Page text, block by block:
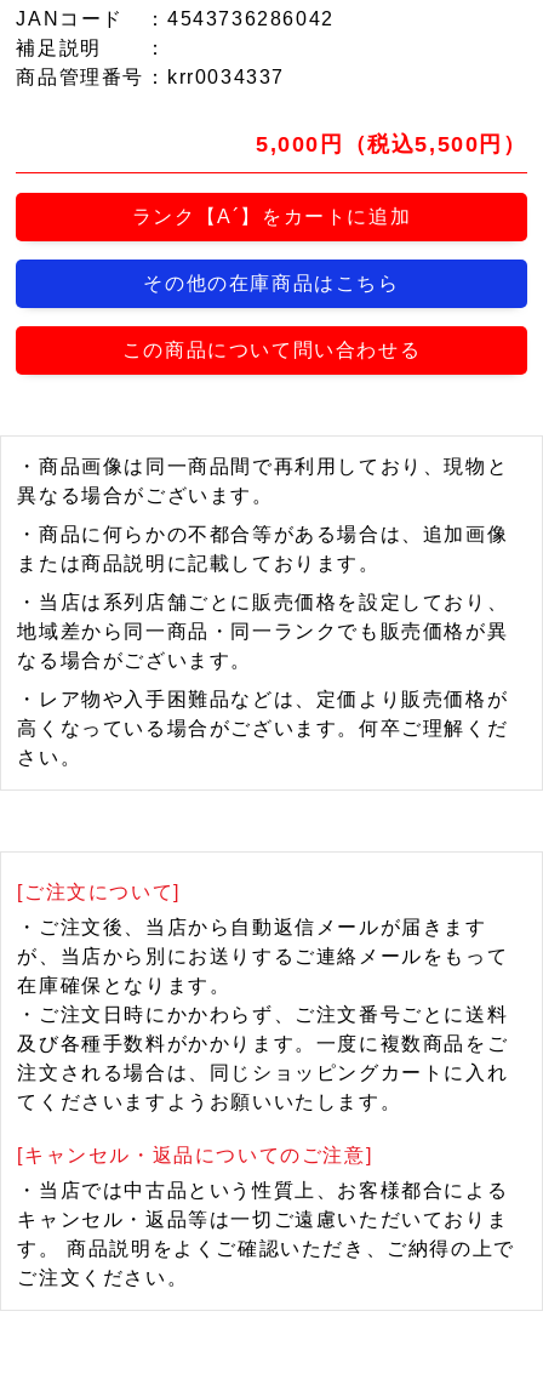
JANコード
：4543736286042
補足説明
：
商品管理番号 ：krr0034337
5,000円（税込5,500円）
ランク【A´】をカートに追加
その他の在庫商品はこちら
この商品について問い合わせる
・商品画像は同一商品間で再利用しており、現物と
異なる場合がございます。
・商品に何らかの不都合等がある場合は、追加画像
または商品説明に記載しております。
・当店は系列店舗ごとに販売価格を設定しており、
地域差から同一商品・同一ランクでも販売価格が異
なる場合がございます。
・レア物や入手困難品などは、定価より販売価格が
高くなっている場合がございます。何卒ご理解くだ
さい。
[ご注文について]
・ご注文後、当店から自動返信メールが届きます
が、当店から別にお送りするご連絡メールをもって
在庫確保となります。
・ご注文日時にかかわらず、ご注文番号ごとに送料
及び各種手数料がかかります。一度に複数商品をご
注文される場合は、同じショッピングカートに入れ
てくださいますようお願いいたします。
[キャンセル・返品についてのご注意]
・当店では中古品という性質上、お客様都合による
キャンセル・返品等は一切ご遠慮いただいておりま
す。 商品説明をよくご確認いただき、ご納得の上で
ご注文ください。